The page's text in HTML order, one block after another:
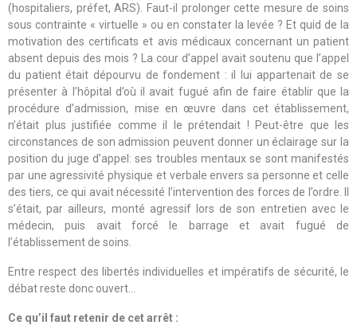
(hospitaliers, préfet, ARS). Faut-il prolonger cette mesure de soins
sous contrainte « virtuelle » ou en constater la levée ? Et quid de la
motivation des certificats et avis médicaux concernant un patient
absent depuis des mois ? La cour d’appel avait soutenu que l’appel
du patient était dépourvu de fondement : il lui appartenait de se
présenter à l’hôpital d’où il avait fugué afin de faire établir que la
procédure d’admission, mise en œuvre dans cet établissement,
n’était plus justifiée comme il le prétendait ! Peut-être que les
circonstances de son admission peuvent donner un éclairage sur la
position du juge d’appel: ses troubles mentaux se sont manifestés
par une agressivité physique et verbale envers sa personne et celle
des tiers, ce qui avait nécessité l’intervention des forces de l’ordre. Il
s’était, par ailleurs, monté agressif lors de son entretien avec le
médecin, puis avait forcé le barrage et avait fugué de
l’établissement de soins.
Entre respect des libertés individuelles et impératifs de sécurité, le
débat reste donc ouvert…
Ce qu’il faut retenir de cet arrêt :